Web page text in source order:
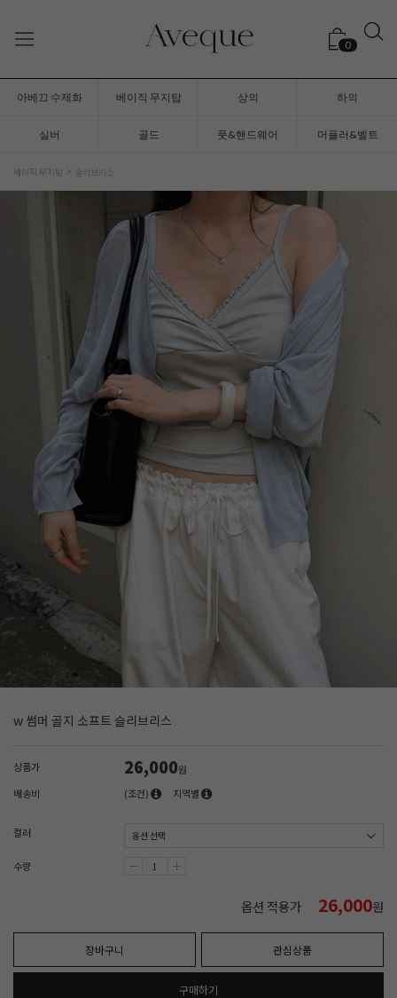
0
아베끄 수제화 베이직 무지탑 상의 하의
실버 골드 풋&핸드웨어 머플러&벨트
베이직 무지탑 슬리브리스
w 썸머 골지 소프트 슬리브리스
상품가 26,000원
배송비
(조건) 지역별
컬러
수량
옵션 적용가 26,000원
장바구니 관심상품
구매하기